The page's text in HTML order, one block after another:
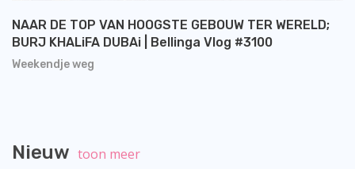
Weekendje weg
NAAR DE TOP VAN HOOGSTE GEBOUW TER WERELD;
BURJ KHALiFA DUBAi | Bellinga Vlog #3100
Nieuw toon meer